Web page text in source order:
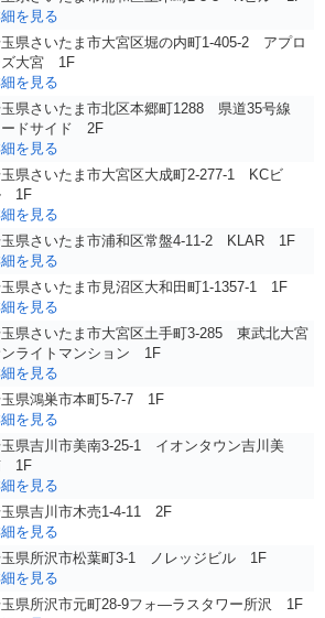
を見る
県さいたま市大宮区堀の内町1-405-2 アプロ
ズ大宮 1F
を見る
県さいたま市北区本郷町1288 県道35号線
ードサイド 2F
を見る
県さいたま市大宮区大成町2-277-1 KCビ
1F
を見る
県さいたま市浦和区常盤4-11-2 KLAR 1F
を見る
県さいたま市⾒沼区⼤和⽥町1-1357-1 1F
を見る
県さいたま市大宮区土手町3-285 東武北大宮
ライトマンション 1F
を見る
県鴻巣市本町5-7-7 1F
を見る
県吉川市美南3-25-1 イオンタウン吉川美
1F
を見る
県吉川市木売1-4-11 2F
を見る
県所沢市松葉町3-1 ノレッジビル 1F
を見る
県所沢市元町28-9フォ—ラスタワー所沢 1F